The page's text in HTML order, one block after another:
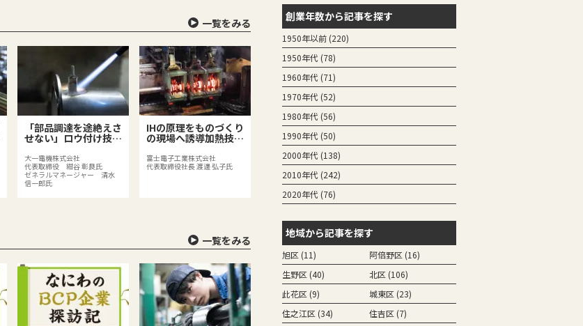
一覧をみる
「部品調達を途絶えさ
せない」ロウ付け技術
大一電機株式会社
代表取締役 紺谷 彰良氏
ゼネラルマネージャー 清水
信一郎氏
IHの原理をものづくり
の現場へ誘導加熱技術
で品質向上を支える
富士電子工業株式会社
代表取締役社長 渡邊 弘子氏
一覧をみる
創業年数から記事を探す
1950年以前 (220)
1950年代 (78)
1960年代 (71)
1970年代 (52)
1980年代 (56)
1990年代 (50)
2000年代 (138)
2010年代 (242)
2020年代 (76)
地域から記事を探す
旭区 (11)
阿倍野区 (16)
生野区 (40)
北区 (106)
此花区 (9)
城東区 (23)
住之江区 (34)
住吉区 (7)